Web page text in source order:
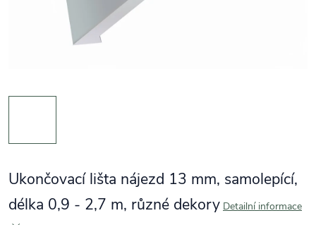
Ukončovací lišta nájezd 13 mm, samolepící,
délka 0,9 - 2,7 m, různé dekory Detailní informace